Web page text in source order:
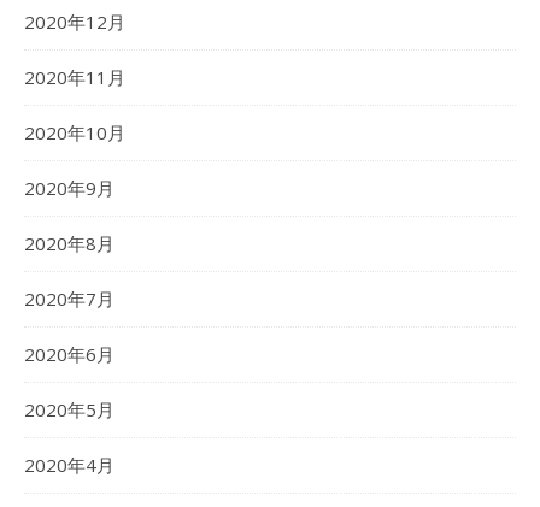
2020年12月
2020年11月
2020年10月
2020年9月
2020年8月
2020年7月
2020年6月
2020年5月
2020年4月